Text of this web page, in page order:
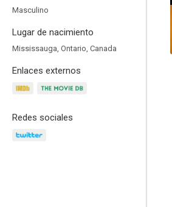
Masculino
Lugar de nacimiento
Mississauga, Ontario, Canada
Enlaces externos
Redes sociales